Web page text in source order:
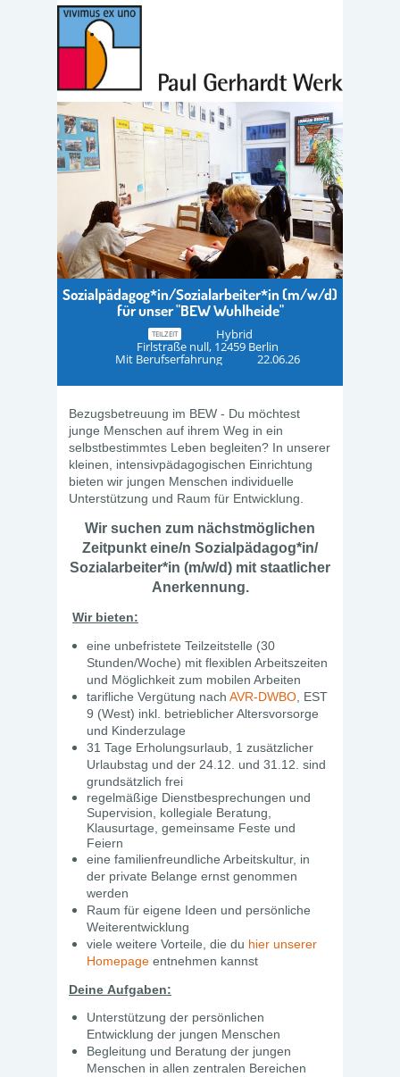
Sozialpädagog*in/Sozialarbeiter*in (m/w/d)
für unser "BEW Wuhlheide"
TEILZEIT Hybrid
Firlstraße null, 12459 Berlin
Mit Berufserfahrung 22.06.26
Bezugsbetreuung im BEW - Du möchtest
junge Menschen auf ihrem Weg in ein
selbstbestimmtes Leben begleiten? In unserer
kleinen, intensivpädagogischen Einrichtung
bieten wir jungen Menschen individuelle
Unterstützung und Raum für Entwicklung.
Wir suchen zum nächstmöglichen
Zeitpunkt eine/n Sozialpädagog*in/
Sozialarbeiter*in (m/w/d) mit staatlicher
Anerkennung.
Wir bieten:
eine unbefristete Teilzeitstelle (30
Stunden/Woche) mit flexiblen Arbeitszeiten
und Möglichkeit zum mobilen Arbeiten
tarifliche Vergütung nach AVR-DWBO , EST
9 (West) inkl. betrieblicher Altersvorsorge
und Kinderzulage
31 Tage Erholungsurlaub, 1 zusätzlicher
Urlaubstag und der 24.12. und 31.12. sind
grundsätzlich frei
regelmäßige Dienstbesprechungen und
Supervision, kollegiale Beratung,
Klausurtage, gemeinsame Feste und
Feiern
eine familienfreundliche Arbeitskultur, in
der private Belange ernst genommen
werden
Raum für eigene Ideen und persönliche
Weiterentwicklung
viele weitere Vorteile, die du hier unserer
Homepage entnehmen kannst
Deine Aufgaben:
Unterstützung der persönlichen
Entwicklung der jungen Menschen
Begleitung und Beratung der jungen
Menschen in allen zentralen Bereichen